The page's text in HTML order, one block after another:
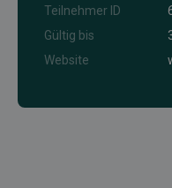
Teilnehmer ID
Gültig bis
Website